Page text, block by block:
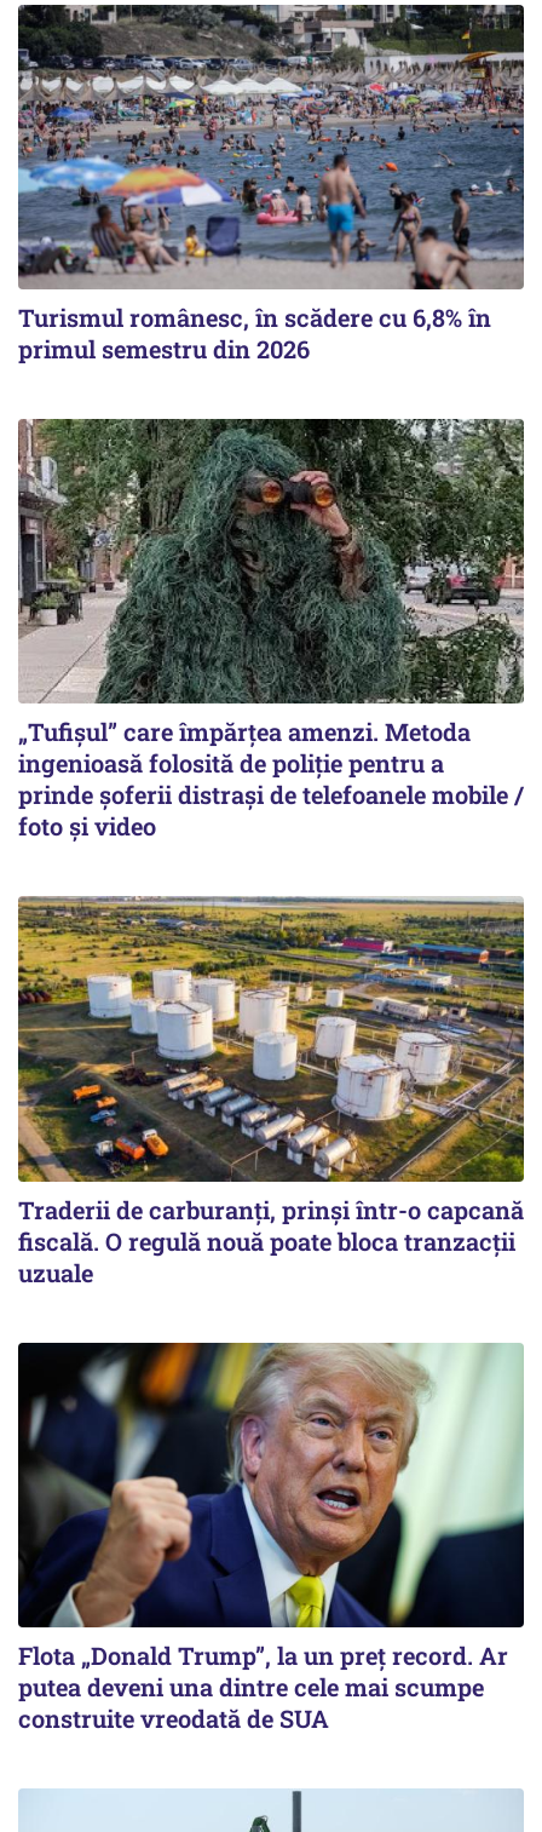
Turismul românesc, în scădere cu 6,8% în
primul semestru din 2026
„Tufișul” care împărțea amenzi. Metoda
ingenioasă folosită de poliție pentru a
prinde șoferii distrași de telefoanele mobile /
foto și video
Traderii de carburanți, prinși într-o capcană
fiscală. O regulă nouă poate bloca tranzacții
uzuale
Flota „Donald Trump”, la un preț record. Ar
putea deveni una dintre cele mai scumpe
construite vreodată de SUA